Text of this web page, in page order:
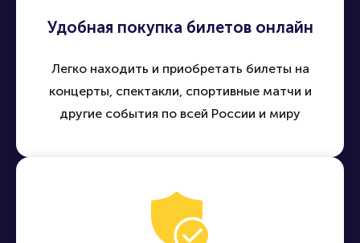
Удобная покупка билетов онлайн
Легко находить и приобретать билеты на
концерты, спектакли, спортивные матчи и
другие события по всей России и миру